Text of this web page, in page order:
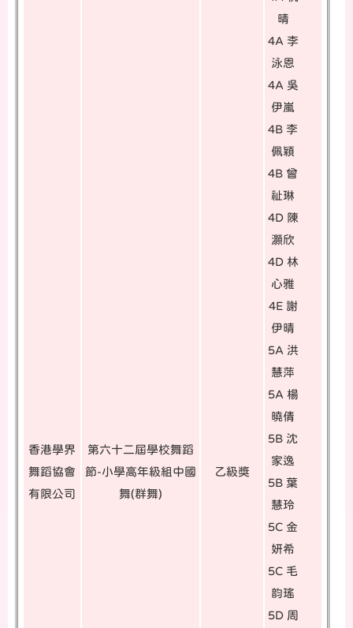
香港學界
舞蹈協會
有限公司
第六十二屆學校舞蹈
節-小學高年級組中國
舞(群舞)
乙級獎
晴
4A 李
泳恩
4A 吳
伊嵐
4B 李
佩穎
4B 曾
祉琳
4D 陳
灝欣
4D 林
心雅
4E 謝
伊晴
5A 洪
慧萍
5A 楊
曉倩
5B 沈
家逸
5B 葉
慧玲
5C 金
妍希
5C 毛
韵瑤
5D 周